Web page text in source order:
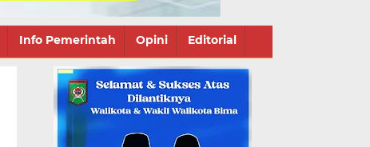
Info Pemerintah Opini Editorial